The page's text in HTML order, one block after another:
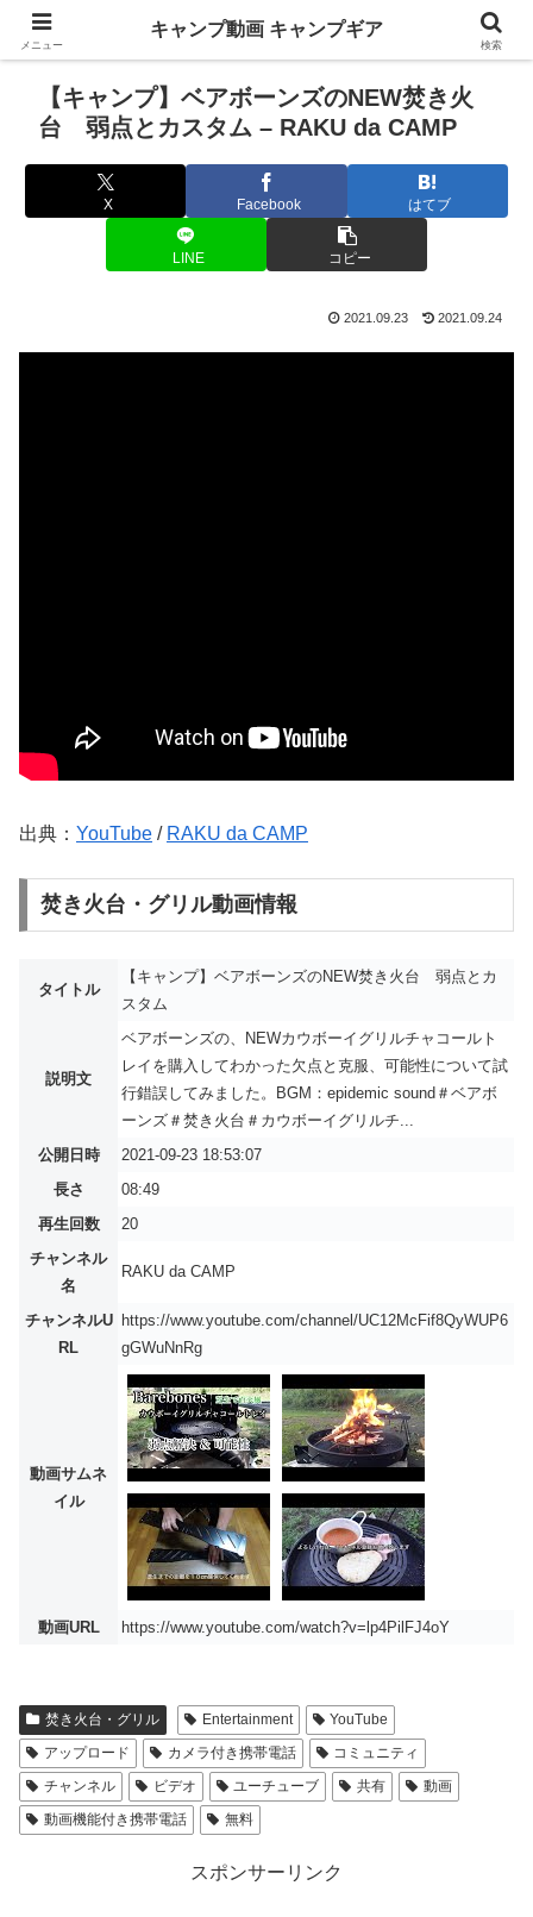
【キャンプ】ベアボーンズのNEW焚き火
台 弱点とカスタム – RAKU da CAMP
X Facebook はてブ
LINE コピー
2021.09.23 2021.09.24
出典： YouTube / RAKU da CAMP
焚き火台・グリル動画情報
タイトル
【キャンプ】ベアボーンズのNEW焚き火台 弱点とカ
スタム
説明文
ベアボーンズの、NEWカウボーイグリルチャコールト
レイを購入してわかった欠点と克服、可能性について試
行錯誤してみました。BGM：epidemic sound＃ベアボ
ーンズ＃焚き火台＃カウボーイグリルチ...
公開日時
2021-09-23 18:53:07
長さ
08:49
再生回数
20
チャンネル
名
RAKU da CAMP
チャンネルU
RL
https://www.youtube.com/channel/UC12McFif8QyWUP6
gGWuNnRg
動画サムネ
イル
動画URL https://www.youtube.com/watch?v=lp4PilFJ4oY
焚き火台・グリル Entertainment
YouTube
アップロード
カメラ付き携帯電話
コミュニティ
チャンネル
ビデオ ユーチューブ 共有
動画
動画機能付き携帯電話
無料
スポンサーリンク
メニュー
キャンプ動画 キャンプギア
検索